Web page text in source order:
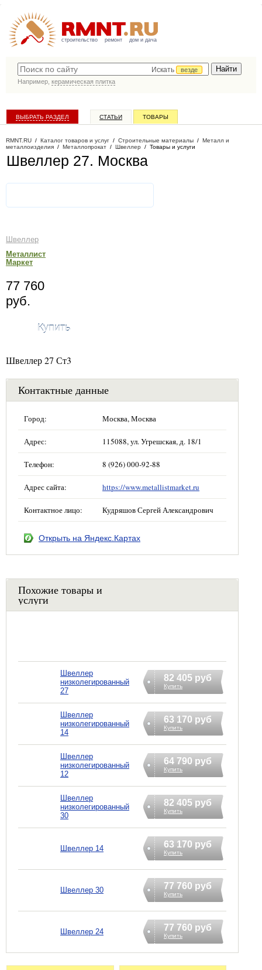
строительство ремонт дом и дача
Искать
везде
Например, керамическая плитка
ВЫБРАТЬ РАЗДЕЛ СТАТЬИ ТОВАРЫ
RMNT.RU / Каталог товаров и услуг / Строительные материалы / Металл и
металлоизделия / Металлопрокат / Швеллер / Товары и услуги
Швеллер 27. Москва
Швеллер
Металлист
Маркет
77 760
руб.
Купить
Швеллер 27 Ст3
Контактные данные
Город: Москва, Москва
Адрес: 115088, ул. Угрешская, д. 18/1
Телефон: 8 (926) 000-92-88
Адрес сайта: https://www.metallistmarket.ru
Контактное лицо: Кудряшов Сергей Александрович
Открыть на Яндекс.Картах
Похожие товары и
услуги
Швеллер
низколегированный
27
82 405 руб
Купить
Швеллер
низколегированный
14
63 170 руб
Купить
Швеллер
низколегированный
12
64 790 руб
Купить
Швеллер
низколегированный
30
82 405 руб
Купить
Швеллер 14 63 170 руб
Купить
Швеллер 30 77 760 руб
Купить
Швеллер 24 77 760 руб
Купить